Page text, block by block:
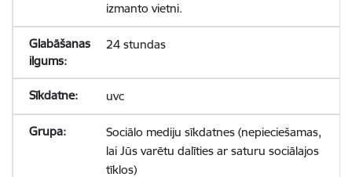
izmanto vietni.
24 stundas
uvc
Sociālo mediju sīkdatnes (nepieciešamas,
lai Jūs varētu dalīties ar saturu sociālajos
tīklos)